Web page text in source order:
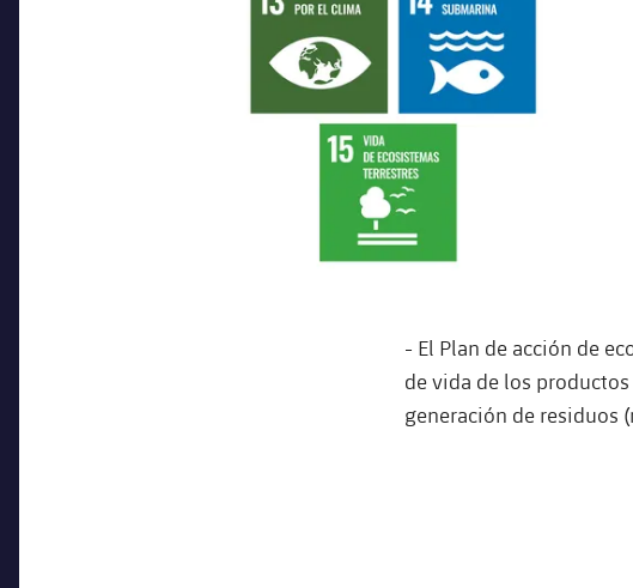
- El Plan de acción de
de vida de los
generación de residuos